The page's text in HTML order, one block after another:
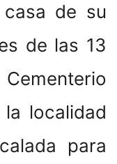
de su
de las 13
localidad
para